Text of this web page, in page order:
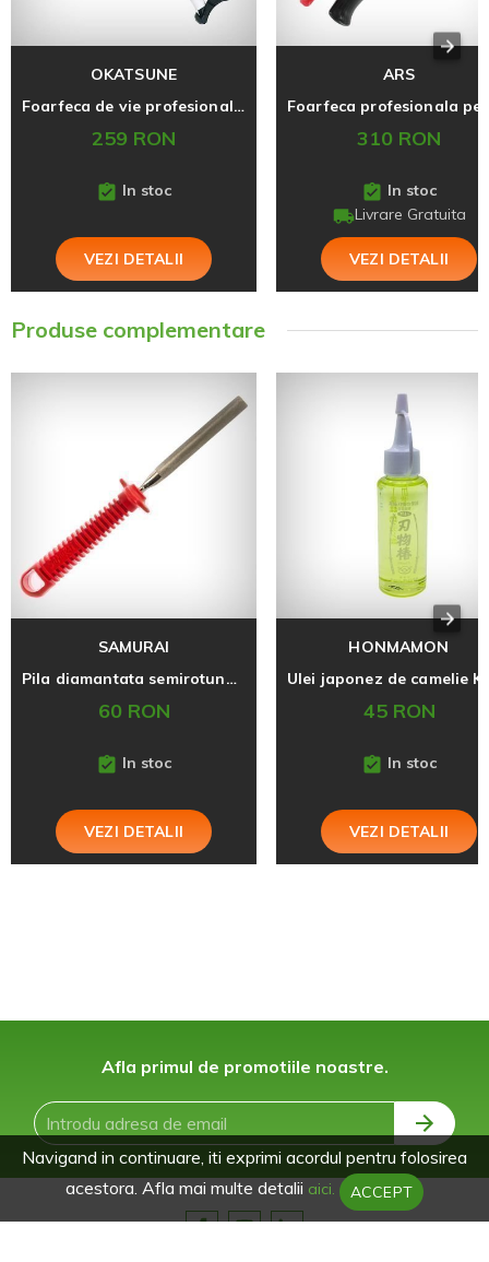
OKATSUNE
Foarfeca de vie profesionala Okatsune 103, 25 mm, M, originala Japonia
259 RON
In stoc
VEZI DETALII
ARS
310 RON
In stoc
Livrare Gratuita
VEZI DETALII
Produse complementare
SAMURAI
Pila diamantata semirotunda pentru ascutirea foarfecelor
60 RON
In stoc
VEZI DETALII
HONMAMON
45 RON
In stoc
VEZI DETALII
Afla primul de promotiile noastre.
Navigand in continuare, iti exprimi acordul pentru folosirea
acestora. Afla mai multe detalii aici. ACCEPT